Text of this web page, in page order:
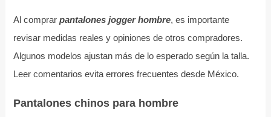
Al comprar pantalones jogger hombre, es importante
revisar medidas reales y opiniones de otros compradores.
Algunos modelos ajustan más de lo esperado según la talla.
Leer comentarios evita errores frecuentes desde México.
Pantalones chinos para hombre